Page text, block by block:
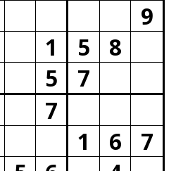
9
1
5
8
5
7
7
1 6
7